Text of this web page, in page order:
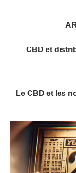
CBD et
Le CBD et les